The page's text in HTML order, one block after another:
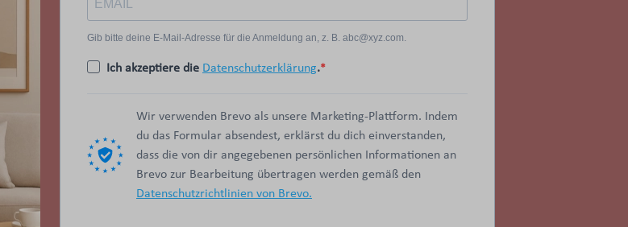
Gib bitte deine E-Mail-Adresse für die Anmeldung an, z. B. abc@xyz.com.
Ich akzeptiere die Datenschutzerklärung.
Wir verwenden Brevo als unsere Marketing-Plattform. Indem
du das Formular absendest, erklärst du dich einverstanden,
dass die von dir angegebenen persönlichen Informationen an
Brevo zur Bearbeitung übertragen werden gemäß den
Datenschutzrichtlinien von Brevo.